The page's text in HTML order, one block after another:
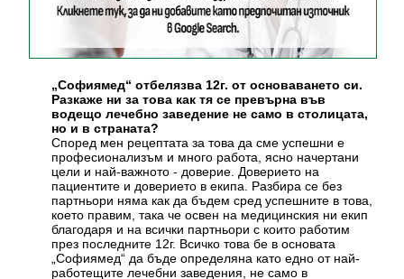
„Софиямед“ отбелязва 12г. от основаването си.
Разкаже ни за това как тя се превърна във
водещo лечебно заведение не само в столицата,
но и в страната?
Според мен рецептата за това да сме успешни е
професионализъм и много работа, ясно начертани
цели и най-важното - доверие. Доверието на
пациентите и доверието в екипа. Разбира се без
партньори няма как да бъдем сред успешните в това,
което правим, така че освен на медицинския ни екип
благодаря и на всички партньори с които работим
през последните 12г. Всичко това бе в основата
„Софиямед“ да бъде определяна като едно от най-
работещите лечебни заведения, не само в